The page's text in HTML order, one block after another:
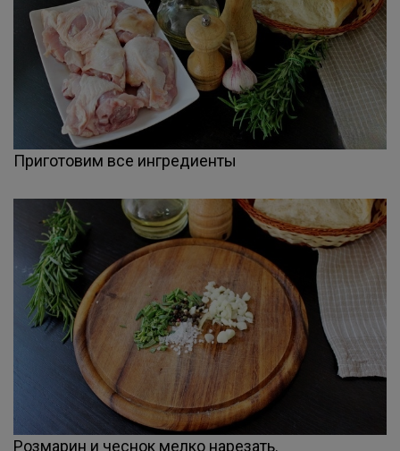
Приготовим все ингредиенты
Розмарин и чеснок мелко нарезать.